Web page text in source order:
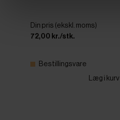
Din pris (ekskl. moms)
72,00 kr./stk.
Bestillingsvare
Læg i kurv